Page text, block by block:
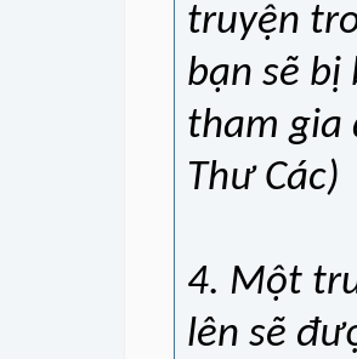
truyện
bạn sẽ
tham gia
Thư Các)
4. Một
lên sẽ